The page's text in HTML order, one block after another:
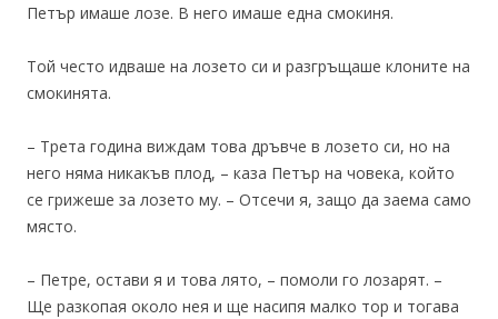
Петър имаше лозе. В него имаше една смокиня.
Той често идваше на лозето си и разгръщаше клоните на
смокинята.
– Трета година виждам това дръвче в лозето си, но на
него няма никакъв плод, – каза Петър на човека, който
се грижеше за лозето му. – Отсечи я, защо да заема само
място.
– Петре, остави я и това лято, – помоли го лозарят. –
Ще разкопая около нея и ще насипя малко тор и тогава